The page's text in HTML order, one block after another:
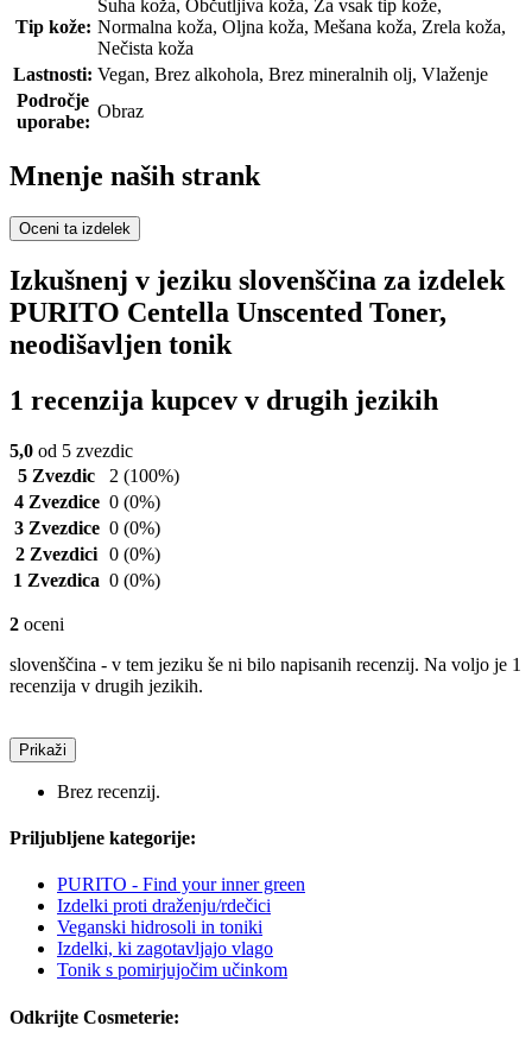
Tip kože:
Suha koža, Občutljiva koža, Za vsak tip kože,
Normalna koža, Oljna koža, Mešana koža, Zrela koža,
Nečista koža
Lastnosti: Vegan, Brez alkohola, Brez mineralnih olj, Vlaženje
Področje
uporabe:
Obraz
Mnenje naših strank
Oceni ta izdelek
Izkušnenj v jeziku slovenščina za izdelek
PURITO Centella Unscented Toner,
neodišavljen tonik
1 recenzija kupcev v drugih jezikih
5,0 od 5 zvezdic
5 Zvezdic
2 (100%)
4 Zvezdice 0 (0%)
3 Zvezdice 0 (0%)
2 Zvezdici 0 (0%)
1 Zvezdica 0 (0%)
2 oceni
slovenščina - v tem jeziku še ni bilo napisanih recenzij. Na voljo je 1
recenzija v drugih jezikih.
Prikaži
Brez recenzij.
Priljubljene kategorije:
PURITO - Find your inner green
Izdelki proti draženju/rdečici
Veganski hidrosoli in toniki
Izdelki, ki zagotavljajo vlago
Tonik s pomirjujočim učinkom
Odkrijte Cosmeterie: